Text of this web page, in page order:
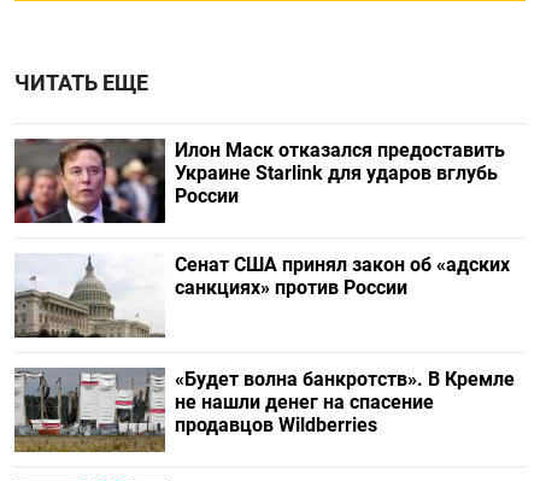
ЧИТАТЬ ЕЩЕ
Илон Маск отказался предоставить
Украине Starlink для ударов вглубь
России
Сенат США принял закон об «адских
санкциях» против России
«Будет волна банкротств». В Кремле
не нашли денег на спасение
продавцов Wildberries